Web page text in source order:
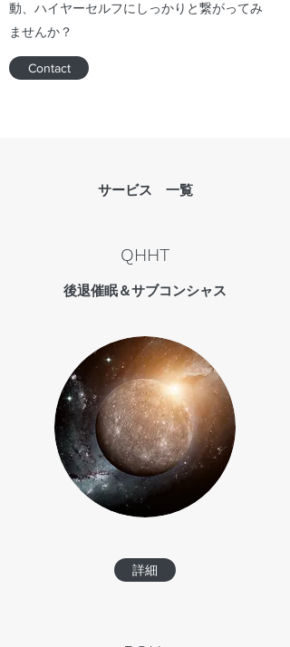
動、ハイヤーセルフにしっかりと繋がってみ
ませんか？
Contact
サービス 一覧
QHHT
後退催眠＆サブコンシャス
詳細